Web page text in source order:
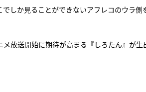
しか見ることができないアフレコのウラ側
放送開始に期待が高まる『しろたん』が